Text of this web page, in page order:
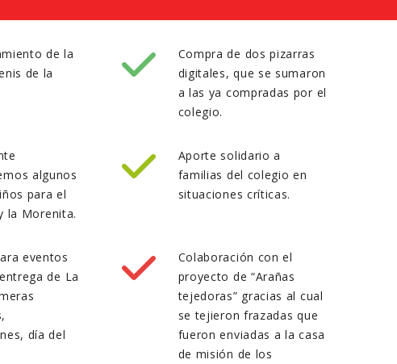
de la
de la
Compra de dos pizarras
digitales, que se sumaron
a las ya compradas por el
colegio.
algunos
para el
la Morenita.
Aporte solidario a
familias del colegio en
situaciones críticas.
eventos
de La
día del
Colaboración con el
proyecto de “Arañas
tejedoras” gracias al cual
se tejieron frazadas que
fueron enviadas a la casa
de misión de los